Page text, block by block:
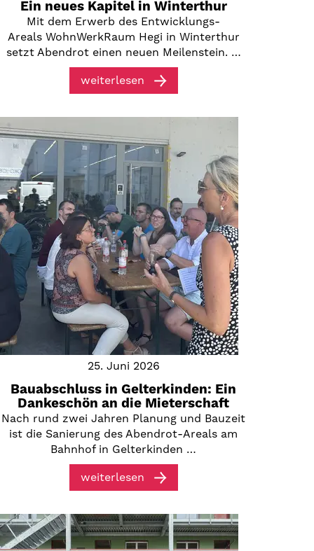
Ein neues Kapitel in Winterthur
Mit dem Erwerb des Entwicklungs-
Areals WohnWerkRaum Hegi in Winterthur
setzt Abendrot einen neuen Meilenstein. …
weiterlesen
25. Juni 2026
Bauabschluss in Gelterkinden: Ein
Dankeschön an die Mieterschaft
Nach rund zwei Jahren Planung und Bauzeit
ist die Sanierung des Abendrot-Areals am
Bahnhof in Gelterkinden …
weiterlesen